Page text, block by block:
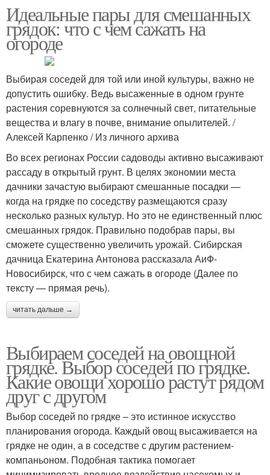
Идеальные пары для смешанных
грядок: что с чем сажать на
огороде
Выбирая соседей для той или иной культуры, важно не
допустить ошибку. Ведь высаженные в одном грунте
растения соревнуются за солнечный свет, питательные
вещества и влагу в почве, внимание опылителей. /
Алексей Карпенко / Из личного архива
Во всех регионах России садоводы активно высаживают
рассаду в открытый грунт. В целях экономии места
дачники зачастую выбирают смешанные посадки —
когда на грядке по соседству размещаются сразу
несколько разных культур. Но это не единственный плюс
смешанных грядок. Правильно подобрав пары, вы
сможете существенно увеличить урожай. Сибирская
дачница Екатерина Антонова рассказала АиФ-
Новосибирск, что с чем сажать в огороде (Далее по
тексту — прямая речь).
читать дальше →
Выбираем соседей на овощной
грядке. Выбор соседей по грядке.
Какие овощи хорошо растут рядом
друг с другом
Выбор соседей по грядке – это истинное искусство
планирования огорода. Каждый овощ высаживается на
грядке не один, а в соседстве с другим растением-
компаньоном. Подобная тактика помогает